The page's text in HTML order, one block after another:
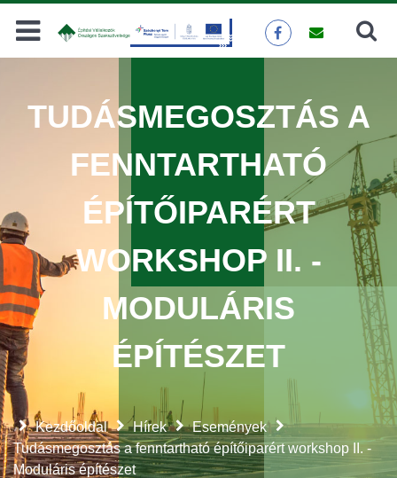
Keresés
Kezdőoldal Hírek
Események
Tudásmegosztás a fenntartható építőiparért workshop II. -
Moduláris építészet
TUDÁSMEGOSZTÁS A
FENNTARTHATÓ
ÉPÍTŐIPARÉRT
WORKSHOP II. -
MODULÁRIS
ÉPÍTÉSZET